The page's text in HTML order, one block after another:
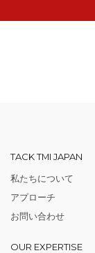
TACK TMI JAPAN
私たちについて
アプローチ
お問い合わせ
OUR EXPERTISE